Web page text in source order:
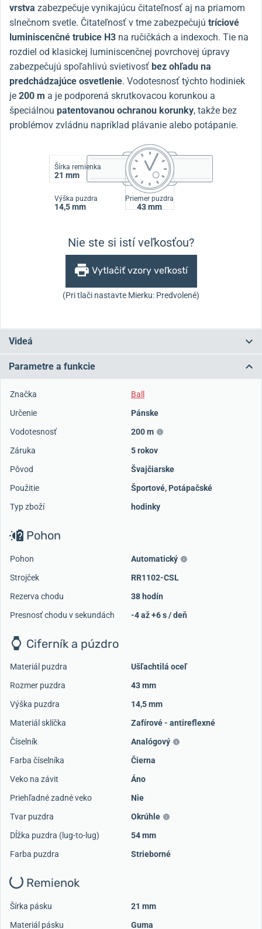
vrstva zabezpečuje vynikajúcu čitateľnosť aj na priamom
slnečnom svetle. Čitateľnosť v tme zabezpečujú tríciové
luminiscenčné trubice H3 na ručičkách a indexoch. Tie na
rozdiel od klasickej luminiscenčnej povrchovej úpravy
zabezpečujú spoľahlivú svietivosť bez ohľadu na
predchádzajúce osvetlenie. Vodotesnosť týchto hodiniek
je 200 m a je podporená skrutkovacou korunkou a
špeciálnou patentovanou ochranou korunky, takže bez
problémov zvládnu napríklad plávanie alebo potápanie.
Šírka remienka
21 mm
Výška puzdra
14,5 mm
Priemer puzdra
43 mm
Nie ste si istí veľkosťou?
Vytlačiť vzory veľkostí
(Pri tlači nastavte Mierku: Predvolené)
Videá
Načítať ďalšie videá
Parametre a funkcie
Značka
Ball
Určenie
Pánske
Vodotesnosť
200 m
Záruka
5 rokov
Pôvod
Švajčiarske
Použitie
Športové, Potápačské
Typ zboží
hodinky
Pohon
Pohon
Automatický
Strojček
RR1102-CSL
Rezerva chodu
38 hodín
Presnosť chodu v sekundách
-4 až +6 s / deň
Ciferník a púzdro
Materiál puzdra
Ušľachtilá oceľ
Rozmer puzdra
43 mm
Výška puzdra
14,5 mm
Materiál sklíčka
Zafírové - antireflexné
Číselník
Analógový
Farba číselníka
Čierna
Veko na závit
Áno
Priehľadné zadné veko
Nie
Tvar puzdra
Okrúhle
Dĺžka puzdra (lug-to-lug)
54 mm
Farba puzdra
Strieborné
Remienok
Šírka pásku
21 mm
Materiál pásku
Guma